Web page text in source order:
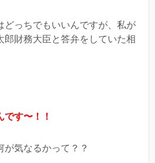
どっちでもいいんですが、私が
郎財務大臣と答弁をしていた相
す〜！！
気なるかって？？